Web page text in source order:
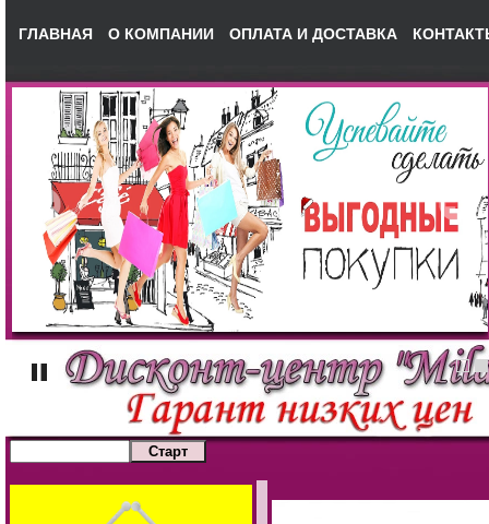
ГЛАВНАЯ О КОМПАНИИ ОПЛАТА И ДОСТАВКА